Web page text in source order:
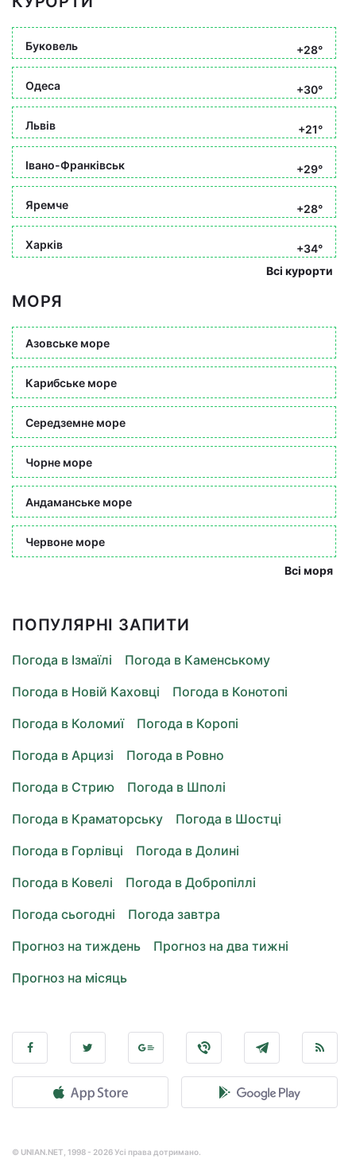
Буковель +28°
Одеса +30°
Львів +21°
Івано-Франківськ +29°
Яремче +28°
Харків
+34°
Всі курорти
МОРЯ
Азовське море
Карибське море
Середземне море
Чорне море
Андаманське море
Червоне море
Всі моря
ПОПУЛЯРНІ ЗАПИТИ
Погода в Ізмаїлі
Погода в Каменському
Погода в Новій Каховці
Погода в Конотопі
Погода в Коломиї
Погода в Коропі
Погода в Арцизі
Погода в Ровно
Погода в Стрию
Погода в Шполі
Погода в Краматорську
Погода в Шостці
Погода в Горлівці
Погода в Долині
Погода в Ковелі
Погода в Добропіллі
Погода сьогодні
Погода завтра
Прогноз на тиждень
Прогноз на два тижні
Прогноз на місяць
© UNIAN.NET, 1998 - 2026 Усі права дотримано.